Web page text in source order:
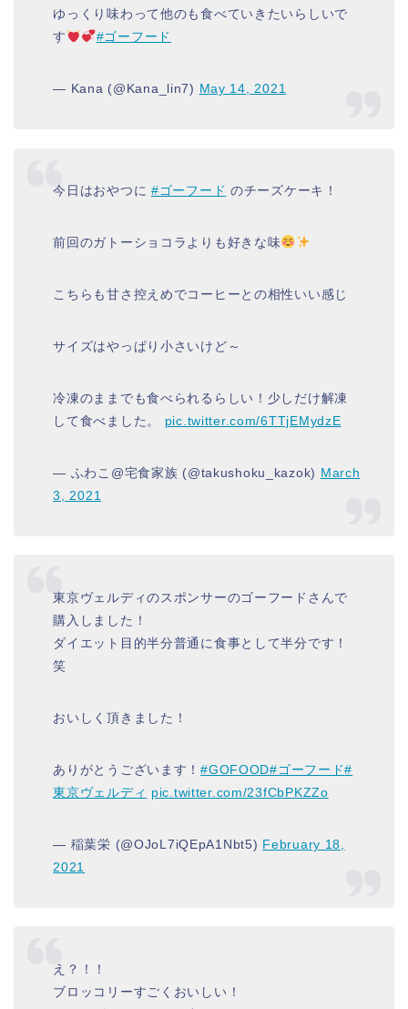
ゆっくり味わって他のも食べていきたいらしいで
す
#ゴーフード
— Kana (@Kana_lin7) May 14, 2021
今日はおやつに #ゴーフード のチーズケーキ！
前回のガトーショコラよりも好きな味
こちらも甘さ控えめでコーヒーとの相性いい感じ
サイズはやっぱり小さいけど～
冷凍のままでも食べられるらしい！少しだけ解凍
して食べました。 pic.twitter.com/6TTjEMydzE
— ふわこ@宅食家族 (@takushoku_kazok) March
3, 2021
東京ヴェルディのスポンサーのゴーフードさんで
購入しました！
ダイエット目的半分普通に食事として半分です！
笑
おいしく頂きました！
ありがとうございます！#GOFOOD#ゴーフード#
東京ヴェルディ pic.twitter.com/23fCbPKZZo
— 稲葉栄 (@OJoL7iQEpA1Nbt5) February 18,
2021
え？！！
ブロッコリーすごくおいしい！